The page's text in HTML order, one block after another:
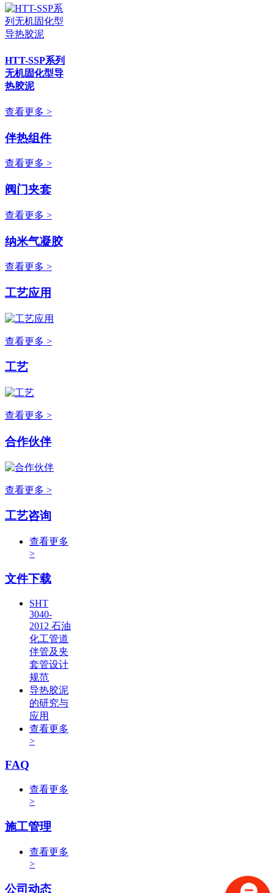
HTT-SSP系列
无机固化型导
热胶泥
查看更多 >
伴热组件
查看更多 >
阀门夹套
查看更多 >
纳米气凝胶
查看更多 >
工艺应用
查看更多 >
工艺
查看更多 >
合作伙伴
查看更多 >
工艺咨询
查看更多
>
文件下载
SHT
3040-
2012 石油
化工管道
伴管及夹
套管设计
规范
导热胶泥
的研究与
应用
查看更多
>
FAQ
查看更多
>
施工管理
查看更多
>
公司动态